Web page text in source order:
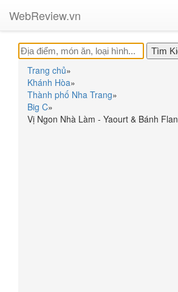
WebReview.vn
Trang chủ»
Khánh Hòa»
Thành phố Nha Trang»
Big C»
Vị Ngon Nhà Làm - Yaourt & Bánh Flan